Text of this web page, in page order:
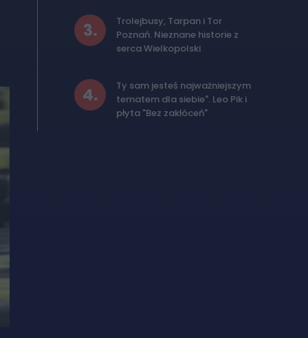
3.
Trolejbusy, Tarpan i Tor
Poznań. Nieznane historie z
serca Wielkopolski
4.
Ty sam jesteś najważniejszym
tematem dla siebie". Leo Pik i
płyta "Bez zakłóceń"